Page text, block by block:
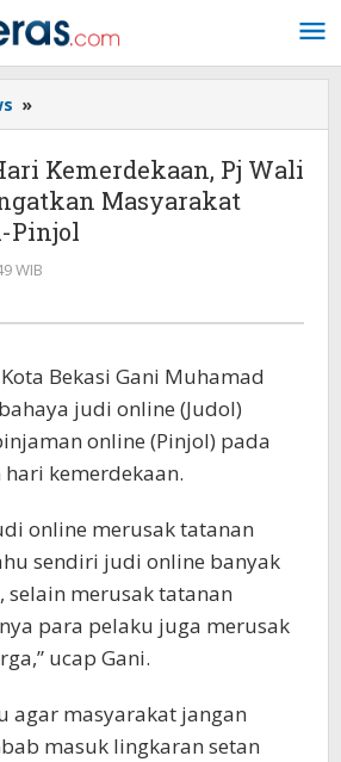
»
Hari
Kemerdekaan,
Pj
Wali
Kota
Ingatkan
Bahaya
Pinjol
Kemerdekaan, Pj Wali
Masyarakat
Pinjol
WIB
Kota Bekasi Gani Muhamad
judi online (Judol)
online (Pinjol) pada
kemerdekaan.
online merusak tatanan
sendiri judi online banyak
selain merusak tatanan
para pelaku juga merusak
ucap Gani.
agar masyarakat jangan
masuk lingkaran setan